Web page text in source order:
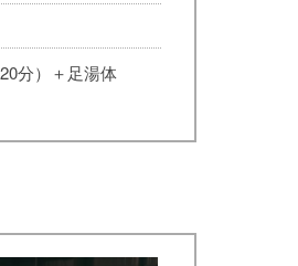
分）＋足湯体